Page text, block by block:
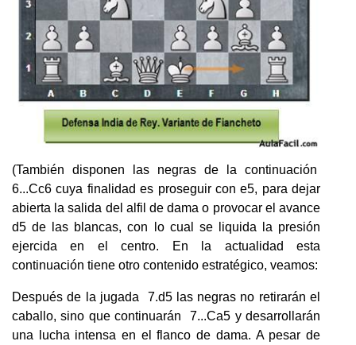
(También disponen las negras de la continuación
6...Cc6 cuya finalidad es proseguir con e5, para dejar
abierta la salida del alfil de dama o provocar el avance
d5 de las blancas, con lo cual se liquida la presión
ejercida en el centro. En la actualidad esta
continuación tiene otro contenido estratégico, veamos:
Después de la jugada 7.d5 las negras no retirarán el
caballo, sino que continuarán 7...Ca5 y desarrollarán
una lucha intensa en el flanco de dama. A pesar de